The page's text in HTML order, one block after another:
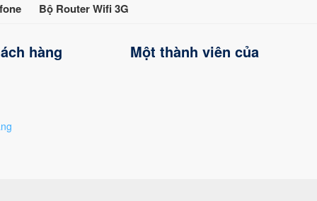
Bộ Router Wifi 3G
hàng Một thành viên của